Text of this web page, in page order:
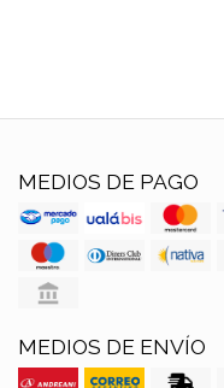
MEDIOS DE PAGO
MEDIOS DE ENVÍO